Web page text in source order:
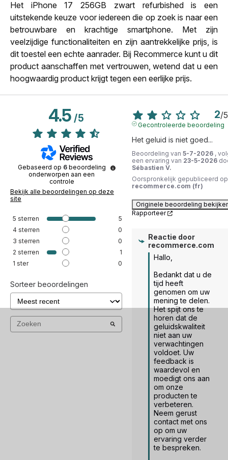
Het iPhone 17 256GB zwart refurbished is een
uitstekende keuze voor iedereen die op zoek is naar een
betrouwbare en krachtige smartphone. Met zijn
veelzijdige functionaliteiten en zijn aantrekkelijke prijs, is
dit toestel een echte aanrader. Bij Recommerce kunt u dit
product aanschaffen met vertrouwen, wetend dat u een
hoogwaardig product krijgt tegen een eerlijke prijs.
4.5/5
Gebaseerd op 6 beoordeling
onderworpen aan een
controle
Bekijk alle beoordelingen op deze
site
5 sterren
5
4 sterren
0
3 sterren
0
2 sterren
1
1 ster 0
Sorteer beoordelingen
2/5
Gecontroleerde beoordeling
Het geluid is niet goed...
Beoordeling van 5-7-2026 ,
een ervaring van 23-5-2026
Sébastien V.
Oorspronkelijk gepubliceerd op
recommerce.com (fr)
Originele beoordeling
Rapporteer
Reactie door
recommerce.com
Hallo,
Bedankt dat u de
tijd heeft
genomen om uw
mening te delen.
Het spijt ons te
horen dat de
geluidskwaliteit
niet aan uw
verwachtingen
voldoet. Uw
feedback is
waardevol en
moedigt ons aan
om onze
producten te
verbeteren.
Neem gerust
contact met ons
op om uw
ervaring verder
te bespreken.